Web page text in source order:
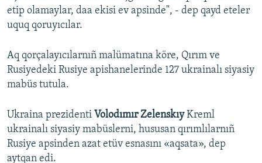
etip olamaylar, daa ekisi ev apsinde", - dep qayd eteler
uquq qoruyıcılar.
Aq qorçalayıcılarnıñ malümatına köre, Qırım ve
Rusiyedeki Rusiye apishanelerinde 127 ukrainalı siyasiy
mabüs tutula.
Ukraina prezidenti Volodımır ZelenskıyKreml
ukrainalı siyasiy mabüslerni, hususan qırımlılarnıñ
Rusiye apsinden azat etüv esnasını «aqsata», dep
aytqan edi.